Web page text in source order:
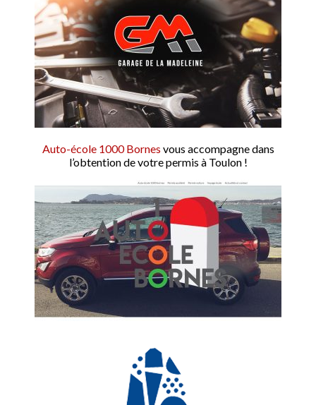
Auto-école 1000 Bornes vous accompagne dans
l’obtention de votre permis à Toulon !